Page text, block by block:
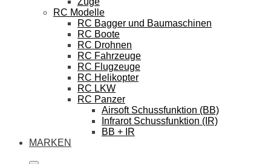
RC Modelle
RC Bagger und Baumaschinen
RC Boote
RC Drohnen
RC Fahrzeuge
RC Flugzeuge
RC Helikopter
RC LKW
RC Panzer
Airsoft Schussfunktion (BB)
Infrarot Schussfunktion (IR)
BB + IR
MARKEN